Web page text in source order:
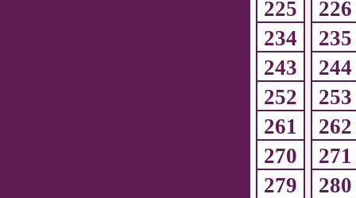
225
226
234
235
243
244
252
253
261
262
270
271
279
280